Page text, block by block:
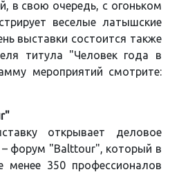
в свою очередь, с огоньком
веселые латышские
выставки состоится также
титула "Человек года в
мероприятий смотрите:
открывает деловое
форум "Balttour", который в
менее 350 профессионалов